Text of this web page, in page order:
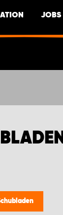
JOBS